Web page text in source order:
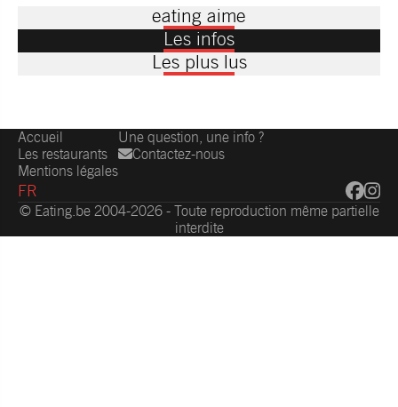
eating aime
Les infos
Les plus lus
Accueil
Les restaurants
Mentions légales
Une question, une info ?
Contactez-nous
FR
© Eating.be 2004-2026 - Toute reproduction même partielle
interdite